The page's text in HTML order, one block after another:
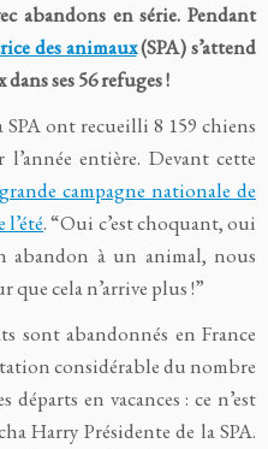
abandons en série. Pendant
des animaux(SPA) s’attend
ses 56 refuges !
SPA ont recueilli 8 159 chiens
entière. Devant cette
grande campagne nationale de
. “Oui c’est choquant, oui
abandon à un animal, nous
cela n’arrive plus !”
sont abandonnés en France
considérable du nombre
départs en vacances : ce n’est
Harry Présidente de la SPA.